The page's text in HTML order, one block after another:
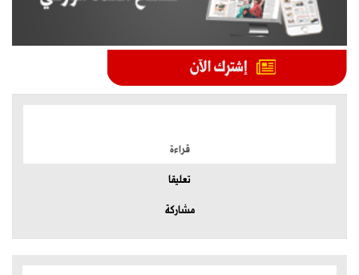
قراءة
تعليقا
مشاركة